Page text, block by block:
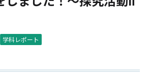
学科レポート